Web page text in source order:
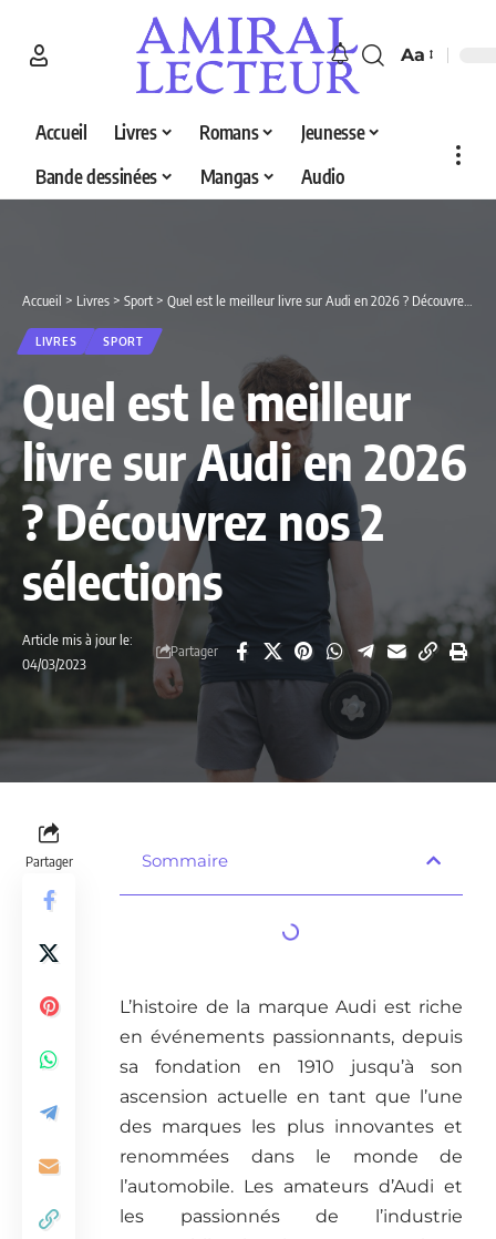
Aa
Accueil Livres Romans
Jeunesse
Bande dessinées
Mangas Audio
Accueil > Livres > Sport > Quel est le meilleur livre sur Audi en 2026 ? Découvrez nos 2 sélections
LIVRES SPORT
Quel est le meilleur
livre sur Audi en 2026
? Découvrez nos 2
sélections
Article mis à jour le:
04/03/2023
Partager
Partager Sommaire
L’histoire de la marque Audi est riche
en événements passionnants, depuis
sa fondation en 1910 jusqu’à son
ascension actuelle en tant que l’une
des marques les plus innovantes et
renommées dans le monde de
l’automobile. Les amateurs d’Audi et
les passionnés de l’industrie